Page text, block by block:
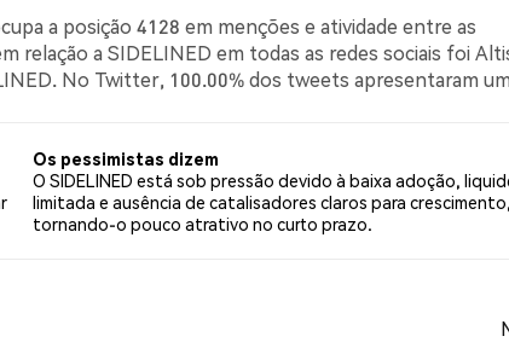
a posição 4128 em menções e atividade entre as
relação a SIDELINED em todas as redes sociais foi
No Twitter, 100.00% dos tweets apresentaram um
Os pessimistas dizem
O SIDELINED está sob pressão devido à baixa adoção,
limitada e ausência de catalisadores claros para crescimento,
tornando-o pouco atrativo no curto prazo.